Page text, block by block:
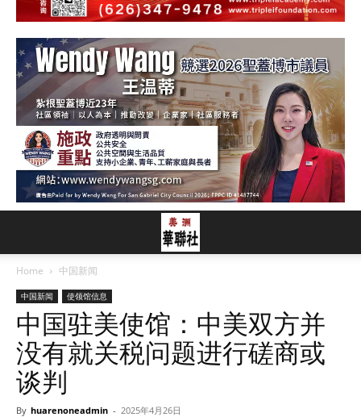
Home 中国新闻
中国新闻 使领馆信息
中国驻美使馆：中美双方并
没有就关税问题进行磋商或
谈判
By huarenoneadmin - 2025年4月26日